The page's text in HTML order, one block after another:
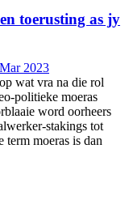
toerusting as jy
2023
wat vra na die rol
politieke moeras
word oorheers
stakings tot
moeras is dan